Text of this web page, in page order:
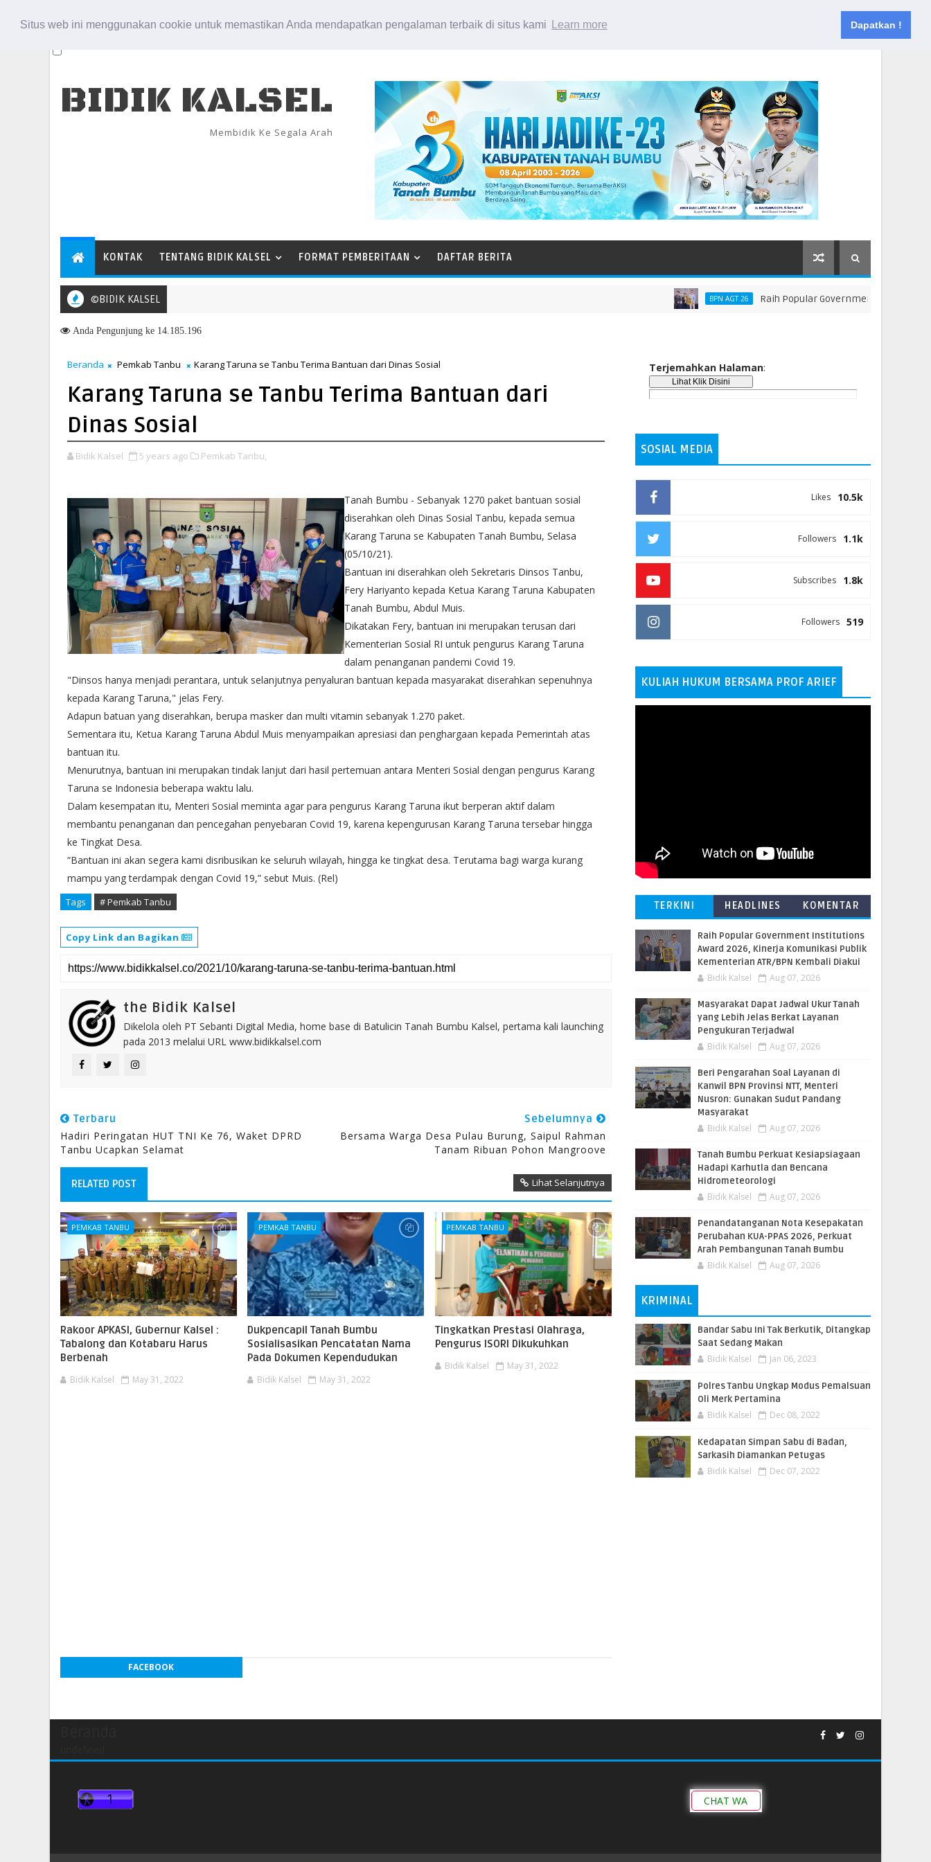
Situs web ini menggunakan cookie untuk memastikan Anda mendapatkan pengalaman terbaik di situs kami Learn more Dapatkan !
Kontak
BIDIK KALSEL
Membidik Ke Segala Arah
KONTAK TENTANG BIDIK KALSEL FORMAT PEMBERITAAN DAFTAR BERITA
©BIDIK KALSEL BPN AGT 26 Raih Popular Government Institutions
Penandatanganan Nota Kesepakatan Perubahan KUA-PPAS 2026, Perkuat Arah Pembangunan Tanah Bumbu
Anda Pengunjung ke 14.185.196
Beranda Pemkab Tanbu Karang Taruna se Tanbu Terima Bantuan dari Dinas Sosial
Karang Taruna se Tanbu Terima Bantuan dari
Dinas Sosial
Bidik Kalsel 5 years ago Pemkab Tanbu,
Tanah Bumbu - Sebanyak 1270 paket bantuan sosial
diserahkan oleh Dinas Sosial Tanbu, kepada semua
Karang Taruna se Kabupaten Tanah Bumbu, Selasa
(05/10/21).
Bantuan ini diserahkan oleh Sekretaris Dinsos Tanbu,
Fery Hariyanto kepada Ketua Karang Taruna Kabupaten
Tanah Bumbu, Abdul Muis.
Dikatakan Fery, bantuan ini merupakan terusan dari
Kementerian Sosial RI untuk pengurus Karang Taruna
dalam penanganan pandemi Covid 19.
"Dinsos hanya menjadi perantara, untuk selanjutnya penyaluran bantuan kepada masyarakat diserahkan sepenuhnya
kepada Karang Taruna," jelas Fery.
Adapun batuan yang diserahkan, berupa masker dan multi vitamin sebanyak 1.270 paket.
Sementara itu, Ketua Karang Taruna Abdul Muis menyampaikan apresiasi dan penghargaan kepada Pemerintah atas
bantuan itu.
Menurutnya, bantuan ini merupakan tindak lanjut dari hasil pertemuan antara Menteri Sosial dengan pengurus Karang
Taruna se Indonesia beberapa waktu lalu.
Dalam kesempatan itu, Menteri Sosial meminta agar para pengurus Karang Taruna ikut berperan aktif dalam
membantu penanganan dan pencegahan penyebaran Covid 19, karena kepengurusan Karang Taruna tersebar hingga
ke Tingkat Desa.
“Bantuan ini akan segera kami disribusikan ke seluruh wilayah, hingga ke tingkat desa. Terutama bagi warga kurang
mampu yang terdampak dengan Covid 19,” sebut Muis. (Rel)
Tags # Pemkab Tanbu
Copy Link dan Bagikan
the Bidik Kalsel
Dikelola oleh PT Sebanti Digital Media, home base di Batulicin Tanah Bumbu Kalsel, pertama kali launching
pada 2013 melalui URL www.bidikkalsel.com
Terbaru
Hadiri Peringatan HUT TNI Ke 76, Waket DPRD
Tanbu Ucapkan Selamat
Sebelumnya
Bersama Warga Desa Pulau Burung, Saipul Rahman
Tanam Ribuan Pohon Mangroove
RELATED POST Lihat Selanjutnya
PEMKAB TANBU
Rakoor APKASI, Gubernur Kalsel :
Tabalong dan Kotabaru Harus
Berbenah
Bidik Kalsel May 31, 2022
PEMKAB TANBU
Dukpencapil Tanah Bumbu
Sosialisasikan Pencatatan Nama
Pada Dokumen Kependudukan
Bidik Kalsel May 31, 2022
PEMKAB TANBU
Tingkatkan Prestasi Olahraga,
Pengurus ISORI Dikukuhkan
Bidik Kalsel May 31, 2022
FACEBOOK
Terjemahkan Halaman:
SOSIAL MEDIA
10.5k
Likes
1.1k
Followers
1.8k
Subscribes
519
Followers
KULIAH HUKUM BERSAMA PROF ARIEF
TERKINI HEADLINES KOMENTAR
Raih Popular Government Institutions
Award 2026, Kinerja Komunikasi Publik
Kementerian ATR/BPN Kembali Diakui
Bidik Kalsel Aug 07, 2026
Masyarakat Dapat Jadwal Ukur Tanah
yang Lebih Jelas Berkat Layanan
Pengukuran Terjadwal
Bidik Kalsel Aug 07, 2026
Beri Pengarahan Soal Layanan di
Kanwil BPN Provinsi NTT, Menteri
Nusron: Gunakan Sudut Pandang
Masyarakat
Bidik Kalsel Aug 07, 2026
Tanah Bumbu Perkuat Kesiapsiagaan
Hadapi Karhutla dan Bencana
Hidrometeorologi
Bidik Kalsel Aug 07, 2026
Penandatanganan Nota Kesepakatan
Perubahan KUA-PPAS 2026, Perkuat
Arah Pembangunan Tanah Bumbu
Bidik Kalsel Aug 07, 2026
KRIMINAL
Bandar Sabu Ini Tak Berkutik, Ditangkap
Saat Sedang Makan
Bidik Kalsel Jan 06, 2023
Polres Tanbu Ungkap Modus Pemalsuan
Oli Merk Pertamina
Bidik Kalsel Dec 08, 2022
Kedapatan Simpan Sabu di Badan,
Sarkasih Diamankan Petugas
Bidik Kalsel Dec 07, 2022
CHAT WA